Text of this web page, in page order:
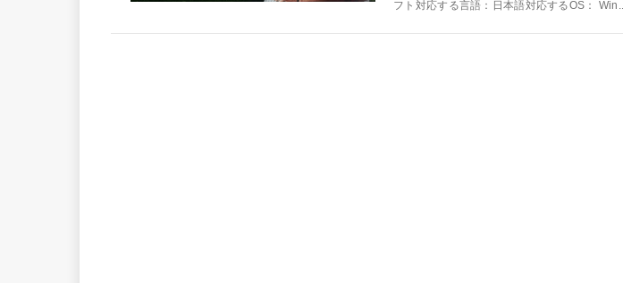
フト対応する言語：日本語対応するOS： Win...